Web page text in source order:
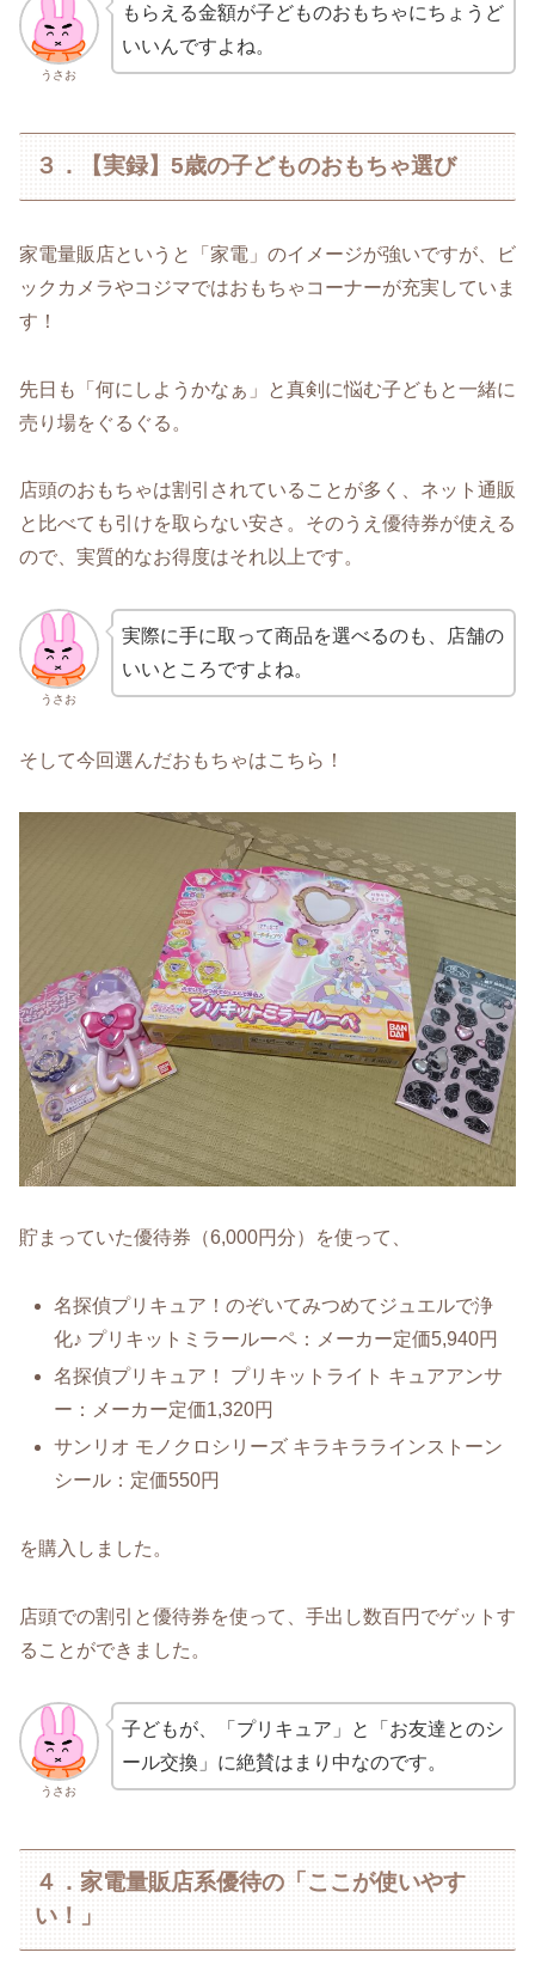
うさお
もらえる金額が子どものおもちゃにちょうど
いいんですよね。
３．【実録】5歳の子どものおもちゃ選び
家電量販店というと「家電」のイメージが強いですが、ビ
ックカメラやコジマではおもちゃコーナーが充実していま
す！
先日も「何にしようかなぁ」と真剣に悩む子どもと一緒に
売り場をぐるぐる。
店頭のおもちゃは割引されていることが多く、ネット通販
と比べても引けを取らない安さ。そのうえ優待券が使える
ので、実質的なお得度はそれ以上です。
うさお
実際に手に取って商品を選べるのも、店舗の
いいところですよね。
そして今回選んだおもちゃはこちら！
貯まっていた優待券（6,000円分）を使って、
名探偵プリキュア！のぞいてみつめてジュエルで浄
化♪ プリキットミラールーペ：メーカー定価5,940円
名探偵プリキュア！ プリキットライト キュアアンサ
ー：メーカー定価1,320円
サンリオ モノクロシリーズ キラキララインストーン
シール：定価550円
を購入しました。
店頭での割引と優待券を使って、手出し数百円でゲットす
ることができました。
うさお
子どもが、「プリキュア」と「お友達とのシ
ール交換」に絶賛はまり中なのです。
４．家電量販店系優待の「ここが使いやす
い！」